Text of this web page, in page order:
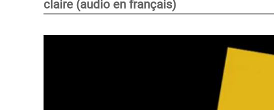
claire (audio en français)